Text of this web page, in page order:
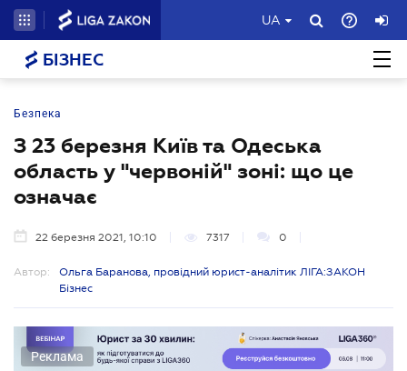
UA
БІЗНЕС
Безпека
З 23 березня Київ та Одеська
область у "червоній" зоні: що це
означає
22 березня 2021, 10:10 7317 0
Автор:
Ольга Баранова, провідний юрист-аналітик ЛІГА:ЗАКОН
Бізнес
Реклама